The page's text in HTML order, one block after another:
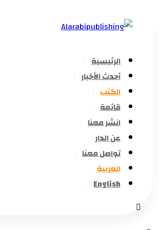
الرئيسية
أحدث الأخبار
الكتب
قائمة
انشر معنا
عن الدار
تواصل معنا
العربية
English